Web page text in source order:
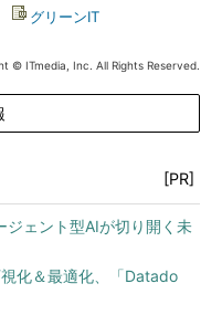
グリーンIT
© ITmedia, Inc. All Rights Reserved.
[PR]
ェント型AIが切り開く未
化＆最適化、「Datado